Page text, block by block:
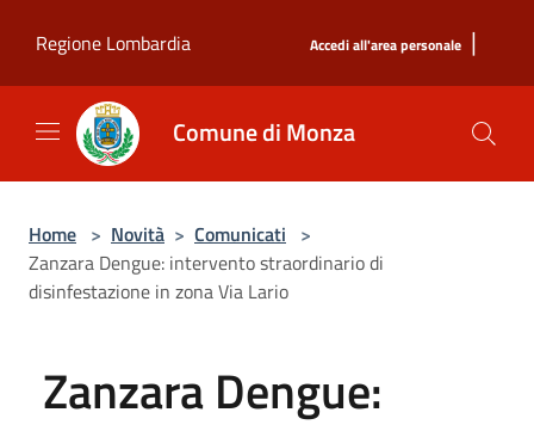
Regione Lombardia
Accedi all'area personale |
Comune di Monza
Home > Novità > Comunicati >
Zanzara Dengue: intervento straordinario di
disinfestazione in zona Via Lario
Zanzara Dengue: